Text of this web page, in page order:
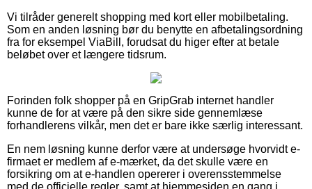
Vi tilråder generelt shopping med kort eller mobilbetaling.
Som en anden løsning bør du benytte en afbetalingsordning
fra for eksempel ViaBill, forudsat du higer efter at betale
beløbet over et længere tidsrum.
Forinden folk shopper på en GripGrab internet handler
kunne de for at være på den sikre side gennemlæse
forhandlerens vilkår, men det er bare ikke særlig interessant.
En nem løsning kunne derfor være at undersøge hvorvidt e-
firmaet er medlem af e-mærket, da det skulle være en
forsikring om at e-handlen opererer i overensstemmelse
med de officielle regler, samt at hjemmesiden en gang i